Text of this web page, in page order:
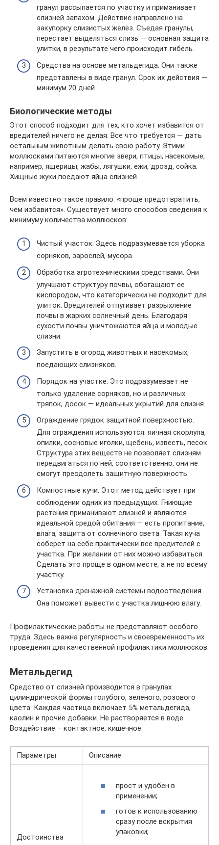
гранул рассыпается по участку и приманивает
слизней запахом. Действие направлено на
закупорку слизистых желез. Съедая гранулы,
перестает выделяться слизь — основная защита
улитки, в результате чего происходит гибель.
Средства на основе метальдегида. Они также
представлены в виде гранул. Срок их действия —
минимум 20 дней.
Биологические методы
Этот способ подходит для тех, кто хочет избавится от
вредителей ничего не делая. Все что требуется — дать
остальным животным делать свою работу. Этими
моллюсками питаются многие звери, птицы, насекомые,
например, ящерицы, жабы, лягушки, ежи, дрозд, сойка.
Хищные жуки поедают яйца слизней
Всем известно такое правило: «проще предотвратить,
чем избавится». Существует много способов сведения к
минимуму количества моллюсков:
Чистый участок. Здесь подразумевается уборка
сорняков, зарослей, мусора.
Обработка агротехническими средствами. Они
улучшают структуру почвы, обогащают ее
кислородом, что категорически не подходит для
улиток. Вредителей отпугивает разрыхление
почвы в жарких солнечный день. Благодаря
сухости почвы уничтожаются яйца и молодые
слизни.
Запустить в огород животных и насекомых,
поедающих слизняков.
Порядок на участке. Это подразумевает не
только удаление сорняков, но и различных
тряпок, досок — идеальных укрытий для слизня.
Ограждение грядок защитной поверхностью.
Для ограждения используются: яичная скорлупа,
опилки, сосновые иголки, щебень, известь, песок.
Структура этих веществ не позволяет слизням
передвигаться по ней, соответственно, они не
смогут преодолеть защитную поверхность.
Компостные кучи. Этот метод действует при
соблюдении одних из предыдущих. Гниющие
растения приманивают слизней и являются
идеальной средой обитания — есть пропитание,
влага, защита от солнечного света. Такая куча
соберет на себе практически все вредителей с
участка. При желании от них можно избавиться.
Сделать это проще в одном месте, а не по всему
участку.
Установка дренажной системы водоотведения.
Она поможет вывести с участка лишнюю влагу.
Профилактические работы не представляют особого
труда. Здесь важна регулярность и своевременность их
проведения для качественной профилактики моллюсков.
Метальдегид
Средство от слизней производится в гранулах
цилиндрической формы голубого, зеленого, розового
цвета. Каждая частица включает 5% метальдегида,
каолин и прочие добавки. Не растворяется в воде.
Воздействие – контактное, кишечное.
Параметры Описание
Достоинства
прост и удобен в
применении;
готов к использованию
сразу после вскрытия
упаковки;